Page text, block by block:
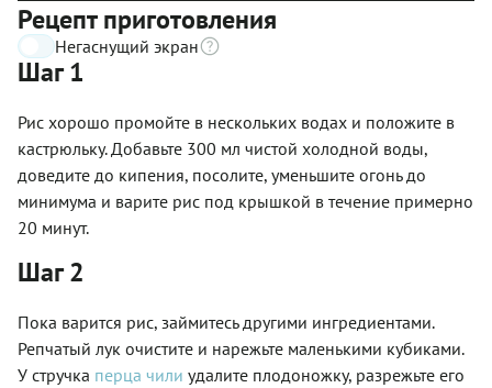
Рецепт приготовления
Негаснущий экран
Шаг 1
Рис хорошо промойте в нескольких водах и положите в
кастрюльку. Добавьте 300 мл чистой холодной воды,
доведите до кипения, посолите, уменьшите огонь до
минимума и варите рис под крышкой в течение примерно
20 минут.
Шаг 2
Пока варится рис, займитесь другими ингредиентами.
Репчатый лук очистите и нарежьте маленькими кубиками.
У стручка перца чили удалите плодоножку, разрежьте его